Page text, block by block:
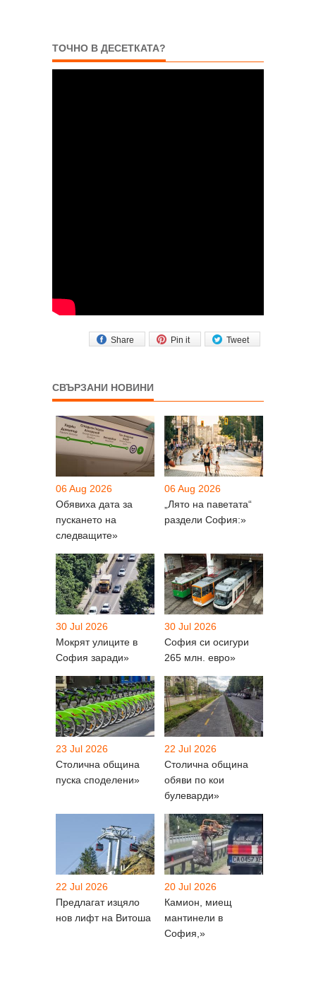
ТОЧНО В ДЕСЕТКАТА?
Tweet
Pin it
Share
СВЪРЗАНИ НОВИНИ
06 Aug 2026
Обявиха дата за
пускането на
следващите»
06 Aug 2026
„Лято на паветата“
раздели София:»
30 Jul 2026
Мокрят улиците в
София заради»
30 Jul 2026
София си осигури
265 млн. евро»
23 Jul 2026
Столична община
пуска споделени»
22 Jul 2026
Столична община
обяви по кои
булеварди»
22 Jul 2026
Предлагат изцяло
нов лифт на Витоша
20 Jul 2026
Камион, миещ
мантинели в
София,»